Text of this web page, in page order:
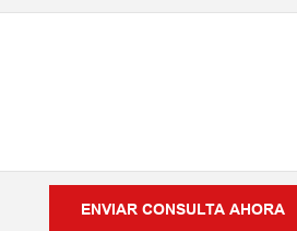
ENVIAR CONSULTA AHORA